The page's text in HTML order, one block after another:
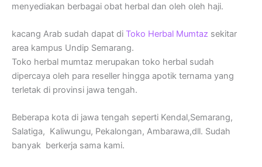
menyediakan berbagai obat herbal dan oleh oleh haji.
kacang Arab sudah dapat di Toko Herbal Mumtaz sekitar
area kampus Undip Semarang.
Toko herbal mumtaz merupakan toko herbal sudah
dipercaya oleh para reseller hingga apotik ternama yang
terletak di provinsi jawa tengah.
Beberapa kota di jawa tengah seperti Kendal,Semarang,
Salatiga, Kaliwungu, Pekalongan, Ambarawa,dll. Sudah
banyak berkerja sama kami.